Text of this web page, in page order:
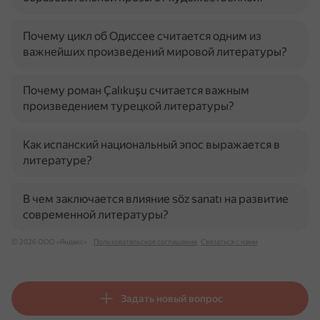
Почему цикл об Одиссее считается одним из
важнейших произведений мировой литературы?
Почему роман Çalıkuşu считается важным
произведением турецкой литературы?
Как испанский национальный эпос выражается в
литературе?
В чем заключается влияние söz sanatı на развитие
современной литературы?
© 2026 ООО «Яндекс» Пользовательское соглашение Связаться с нами
Задать новый вопрос